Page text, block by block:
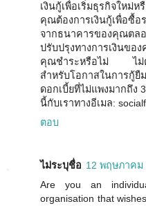
เงินกู้เพื่อเริ่มธุรกิจให
คุณต้องการเงินกู้เพื่อซื้
จากธนาคารของคุณ
ปรับปรุงทางการเงินข
คุณชำระหรือไม่ ไม่ต้
สำหรับโอกาสในการกู้ยื
ดอกเบี้ยที่ไม่แพงมากถึง
นี้กับเราทางอีเมล:
ตอบ
ไม่ระบุชื่อ 12 พฤษภาคม
Are you an
organisation that